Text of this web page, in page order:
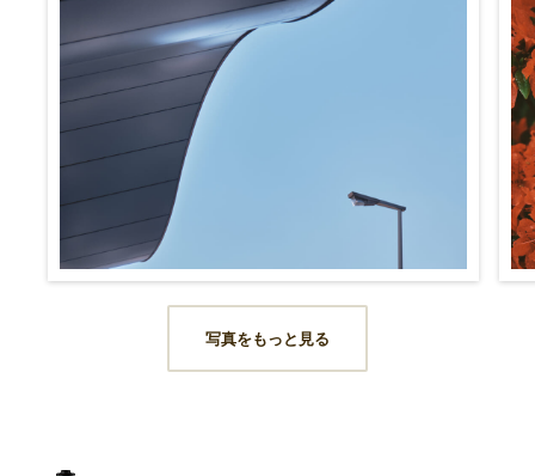
写真をもっと見る